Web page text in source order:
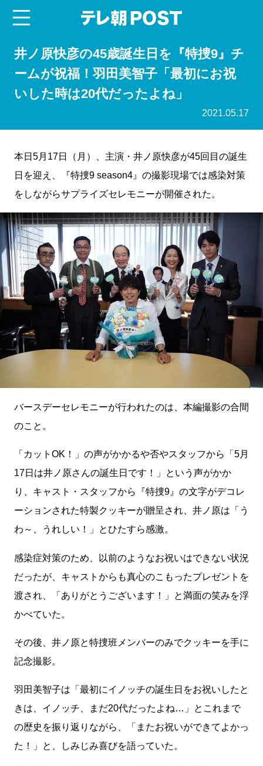
井ノ原快彦の45歳誕生日を『特捜9』チ
ームが祝福！羽田美智子「最初にお祝
いした時は20代だったよね」
2021.05.17
本日5月17日（月）、主演・井ノ原快彦が45回目の誕生
日を迎え、『特捜9 season4』の撮影現場では感染対策
をしながらサプライズセレモニーが開催された。
バースデーセレモニーが行われたのは、本編撮影の合間
のこと。
「カットOK！」の声がかかるや否やスタッフから「5月
17日は井ノ原さんの誕生日です！」という声がかか
り、キャスト・スタッフから『特捜9』の文字がデコレ
ーションされた特製クッキーが贈呈され、井ノ原は「う
わ～、うれしい！」とひたすら感激。
感染症対策のため、以前のようなお祝いはできない状況
だったが、キャストからも真心のこもったプレゼントを
渡され、「ありがとうございます！」と満面の笑みを浮
かべていた。
その後、井ノ原と特捜班メンバーのみでクッキーを手に
記念撮影。
羽田美智子は「最初にイノッチの誕生日をお祝いしたと
きは、イノッチ、まだ20代だったよね…」とこれまで
の歴史を振り返りながら、「またお祝いができてよかっ
た！」と、しみじみ喜びを語っていた。